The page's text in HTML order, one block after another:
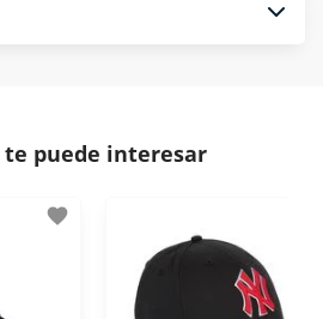
principio a fin.
SSL y Encriptación 3D.
y Códigos de Ética de la
de Internet (AIMX).
en la lista de socios Activos de
te puede interesar
favorite